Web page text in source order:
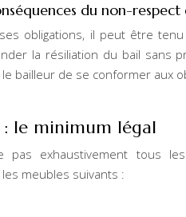
du non-
obligations, il peut être
la résiliation du bail sans
bailleur de se conformer aux
le minimum légal
pas exhaustivement tous
meubles suivants :